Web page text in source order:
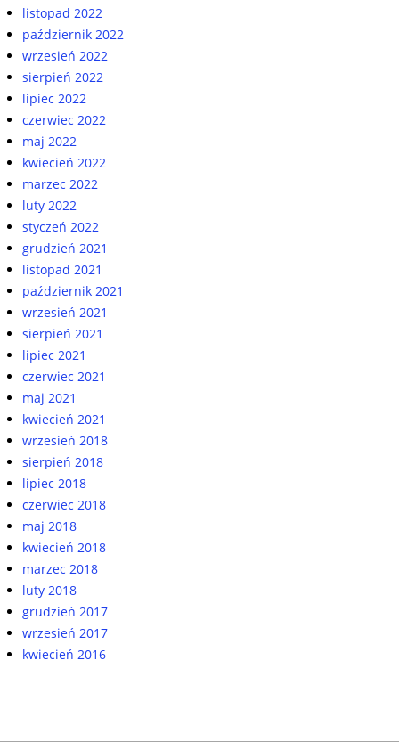
listopad 2022
październik 2022
wrzesień 2022
sierpień 2022
lipiec 2022
czerwiec 2022
maj 2022
kwiecień 2022
marzec 2022
luty 2022
styczeń 2022
grudzień 2021
listopad 2021
październik 2021
wrzesień 2021
sierpień 2021
lipiec 2021
czerwiec 2021
maj 2021
kwiecień 2021
wrzesień 2018
sierpień 2018
lipiec 2018
czerwiec 2018
maj 2018
kwiecień 2018
marzec 2018
luty 2018
grudzień 2017
wrzesień 2017
kwiecień 2016